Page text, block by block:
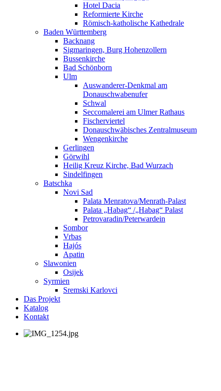
Hotel Dacia
Reformierte Kirche
Römisch-katholische Kathedrale
Baden Württemberg
Backnang
Sigmaringen, Burg Hohenzollern
Bussenkirche
Bad Schönborn
Ulm
Auswanderer-Denkmal am
Donauschwabenufer
Schwal
Seccomalerei am Ulmer Rathaus
Fischerviertel
Donauschwäbisches Zentralmuseum
Wengenkirche
Gerlingen
Görwihl
Heilig Kreuz Kirche, Bad Wurzach
Sindelfingen
Batschka
Novi Sad
Palata Menratova/Menrath-Palast
Palata „Habag“ /„Habag“ Palast
Petrovaradin/Peterwardein
Sombor
Vrbas
Hajós
Apatin
Slawonien
Osijek
Syrmien
Sremski Karlovci
Das Projekt
Katalog
Kontakt